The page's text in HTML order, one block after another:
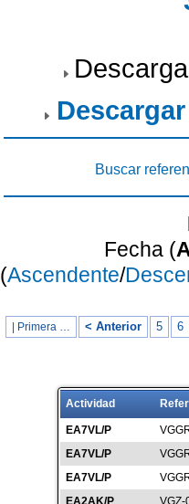
Buscar
Fecha (
(Ascendente/
| Primera … < Anterior 5 6
Actividad
EA7VL/P
EA7VL/P
EA7VL/P
EA2AK/P
VGZ-